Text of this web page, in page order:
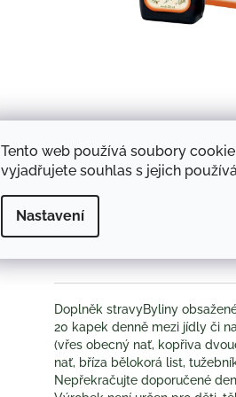
Tento web používá soubory
vyjadřujete souhlas s jejich
Nastavení
Doplněk stravyByliny
20 kapek denně mezi jídly či
(vřes obecný nať, kopřiva
nať, bříza bělokorá list,
Nepřekračujte doporučené